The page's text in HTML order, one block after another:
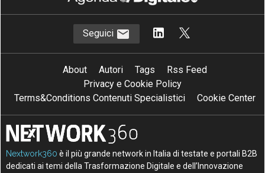
Seguici
About Autori Tags
Rss Feed
Privacy e Cookie Policy
Terms&Conditions Contenuti Specialistici
Cookie Center
Nextwork360 è il più grande network in Italia di testate e portali B2B
dedicati ai temi della Trasformazione Digitale e dell’Innovazione